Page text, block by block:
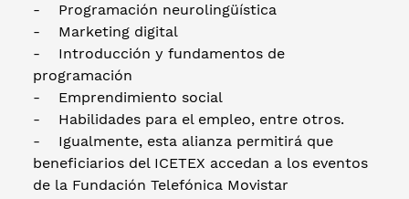
- Programación neurolingüística
- Marketing digital
- Introducción y fundamentos de
programación
- Emprendimiento social
- Habilidades para el empleo, entre otros.
- Igualmente, esta alianza permitirá que
beneficiarios del ICETEX accedan a los eventos
de la Fundación Telefónica Movistar